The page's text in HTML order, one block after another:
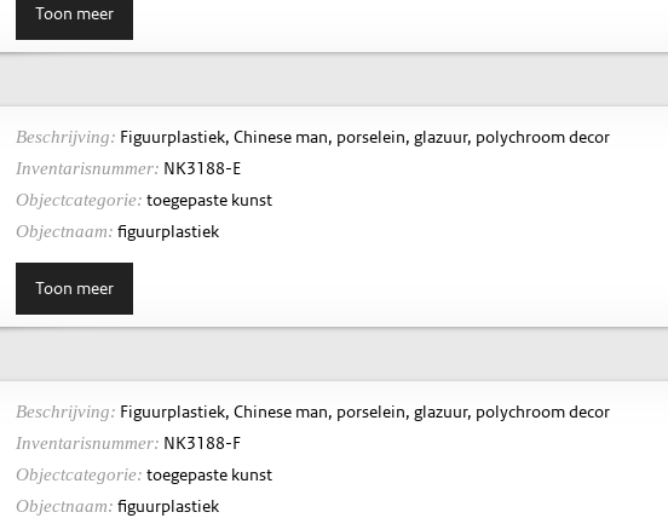
Toon meer
Beschrijving: Figuurplastiek, Chinese man, porselein, glazuur, polychroom decor
Inventarisnummer: NK3188-E
Objectcategorie: toegepaste kunst
Objectnaam: figuurplastiek
Toon meer
Beschrijving: Figuurplastiek, Chinese man, porselein, glazuur, polychroom decor
Inventarisnummer: NK3188-F
Objectcategorie: toegepaste kunst
Objectnaam: figuurplastiek